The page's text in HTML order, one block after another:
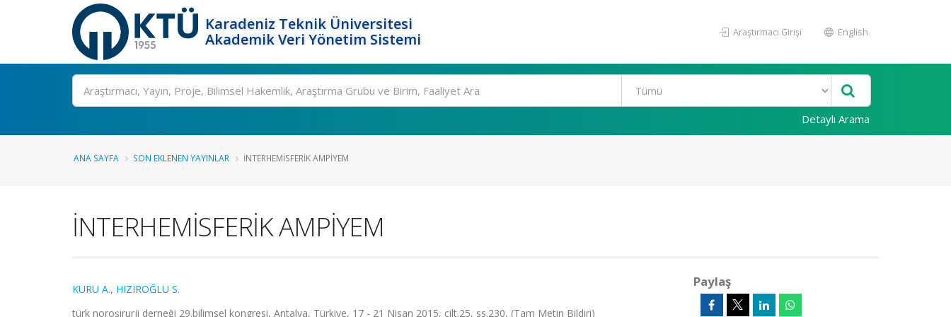
Karadeniz Teknik Üniversitesi
Akademik Veri Yönetim Sistemi
Araştırmacı Girişi English
Ara
Detaylı Arama
ANA SAYFA SON EKLENEN YAYINLAR İNTERHEMİSFERİK AMPİYEM
İNTERHEMİSFERİK AMPİYEM
KURU A., HIZIROĞLU S.
türk noroşirurji derneği 29.bilimsel kongresi, Antalya, Türkiye, 17 - 21 Nisan 2015, cilt.25, ss.230, (Tam Metin Bildiri)
Paylaş